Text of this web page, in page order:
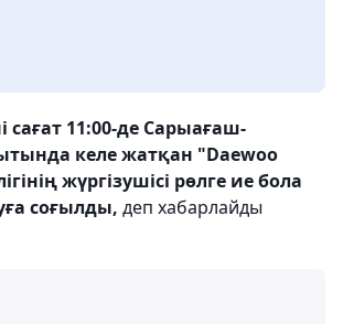
сағат 11:00-де Сарыағаш-
келе жатқан "Daewoo
жүргізушісі рөлге ие бола
соғылды, деп хабарлайды